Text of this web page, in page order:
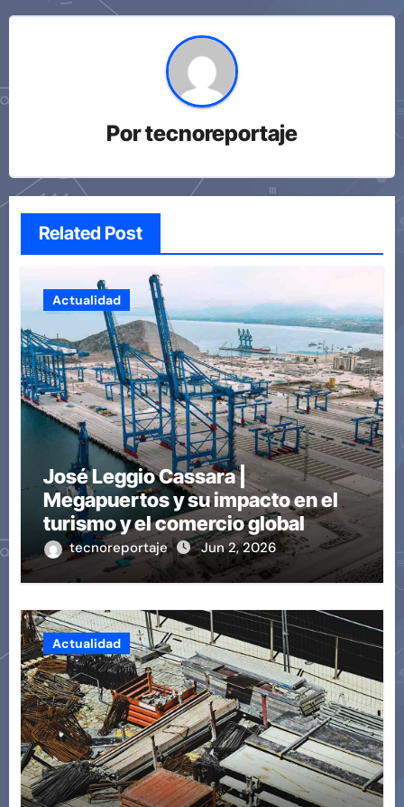
Portecnoreportaje
Related Post
Actualidad
José Leggio Cassara |
Megapuertos y su impacto en el
turismo y el comercio global
tecnoreportaje Jun 2, 2026
Actualidad